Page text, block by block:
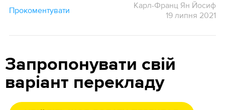
Прокоментувати
Карл-Франц Ян Йосиф
19 липня 2021
Запропонувати свій
варіант перекладу